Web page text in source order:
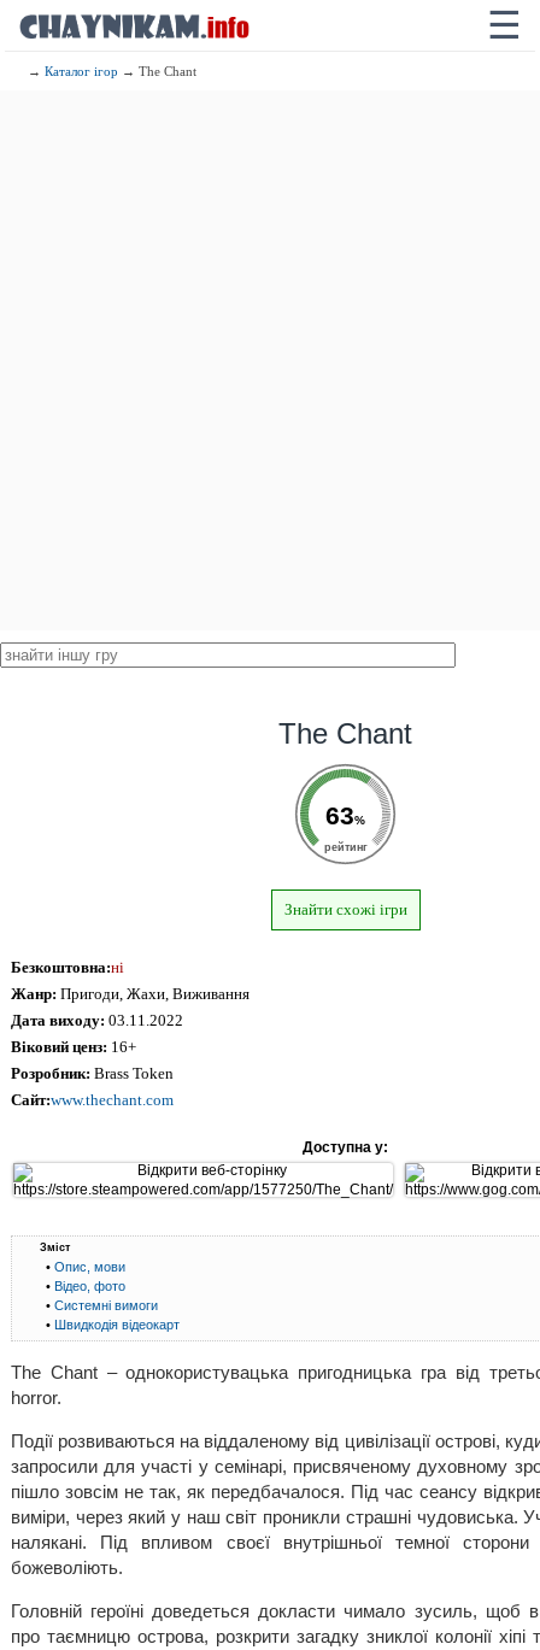
☰
→Каталог ігор → The Chant
The Chant
63%
рейтинг
Знайти схожі ігри
Безкоштовна:ні
Жанр: Пригоди, Жахи, Виживання
Дата виходу: 03.11.2022
Віковий ценз: 16+
Розробник: Brass Token
Сайт:www.thechant.com
Доступна у:
Зміст
• Опис, мови
• Відео, фото
• Системні вимоги
• Швидкодія відеокарт
The Chant – однокористувацька пригодницька гра від
horror.
Події розвиваються на віддаленому від цивілізації острові,
запросили для участі у семінарі, присвяченому духовному
пішло зовсім не так, як передбачалося. Під час сеансу
виміри, через який у наш світ проникли страшні чудовиська.
налякані. Під впливом своєї внутрішньої темної
божеволіють.
Головній героїні доведеться докласти чимало зусиль, щоб
про таємницю острова, розкрити загадку зниклої колонії хіпі